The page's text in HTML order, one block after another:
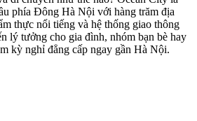
phía Đông Hà Nội với hàng trăm địa
thực nổi tiếng và hệ thống giao thông
lý tưởng cho gia đình, nhóm bạn bè hay
kỳ nghỉ đẳng cấp ngay gần Hà Nội.